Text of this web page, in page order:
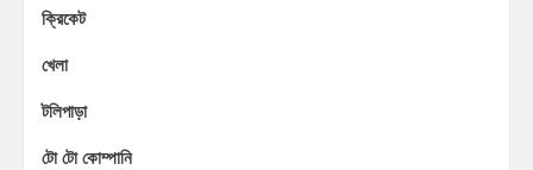
ক্রিকেট
খেলা
টলিপাড়া
টো টো কোম্পানি